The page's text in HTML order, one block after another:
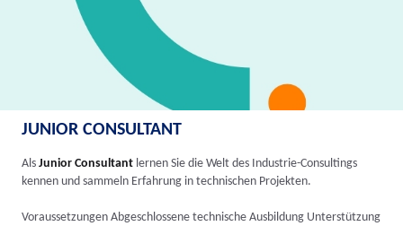
JUNIOR CONSULTANT
Als Junior Consultant lernen Sie die Welt des Industrie-Consultings
kennen und sammeln Erfahrung in technischen Projekten.
Voraussetzungen Abgeschlossene technische Ausbildung Unterstützung